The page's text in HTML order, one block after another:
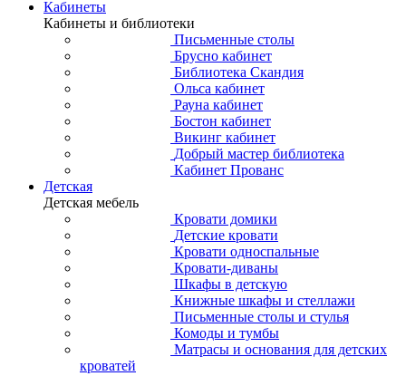
Кабинеты
Кабинеты и библиотеки
Письменные столы
Брусно кабинет
Библиотека Скандия
Ольса кабинет
Рауна кабинет
Бостон кабинет
Викинг кабинет
Добрый мастер библиотека
Кабинет Прованс
Детская
Детская мебель
Кровати домики
Детские кровати
Кровати односпальные
Кровати-диваны
Шкафы в детскую
Книжные шкафы и стеллажи
Письменные столы и стулья
Комоды и тумбы
Матрасы и основания для детских
кроватей